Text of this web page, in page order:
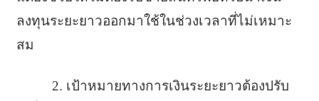
ลงทุนระยะยาวออกมาใช้ในช่วงเวลาที่ไม่เหมาะ
สม
2. เป้าหมายทางการเงินระยะยาวต้องปรับ